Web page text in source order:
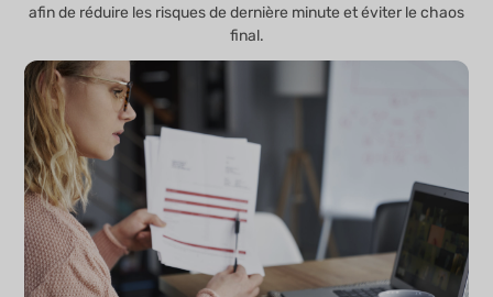
afin de réduire les risques de dernière minute et éviter le chaos
final.